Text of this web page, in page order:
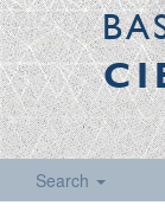
Search